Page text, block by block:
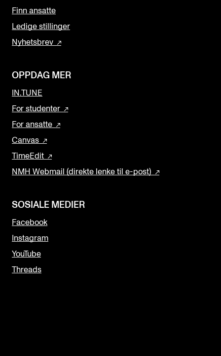
Finn ansatte
Ledige stillinger
Nyhetsbrev
OPPDAG MER
IN.TUNE
For studenter
For ansatte
Canvas
TimeEdit
NMH Webmail (direkte lenke til e-post)
SOSIALE MEDIER
Facebook
Instagram
YouTube
Threads